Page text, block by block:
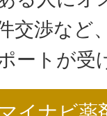
交渉など
ートが受